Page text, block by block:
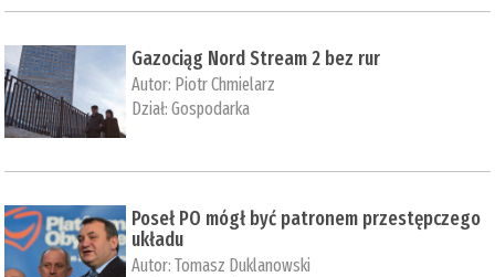
Gazociąg Nord Stream 2 bez rur
Autor: Piotr Chmielarz
Dział:Gospodarka
Poseł PO mógł być patronem przestępczego
układu
Autor:Tomasz Duklanowski